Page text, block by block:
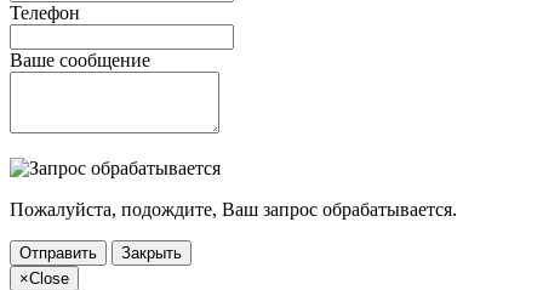
Телефон
Ваше сообщение
Пожалуйста, подождите, Ваш запрос обрабатывается.
Отправить
Закрыть
×Close